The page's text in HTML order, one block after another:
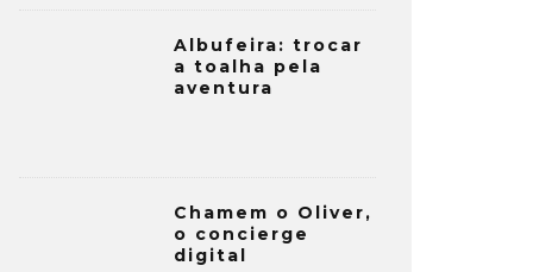
Albufeira: trocar
a toalha pela
aventura
Chamem o Oliver,
o concierge
digital